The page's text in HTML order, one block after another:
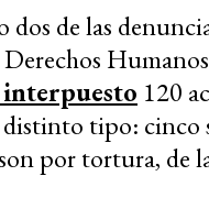
dos de las
120
distinto tipo:
por tortura, de